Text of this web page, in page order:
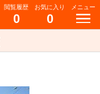
閲覧履歴
0
お気に入り
0
メニュー